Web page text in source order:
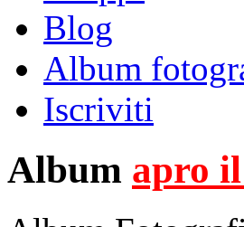
Blog
Album
Iscriviti
Album apro